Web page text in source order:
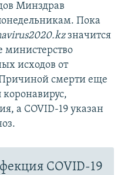
1080p
720p
1080p
Минздрав
Пока
значится
министерство
исходов от
Причиной смерти еще
а COVID-19 указан
COVID-19